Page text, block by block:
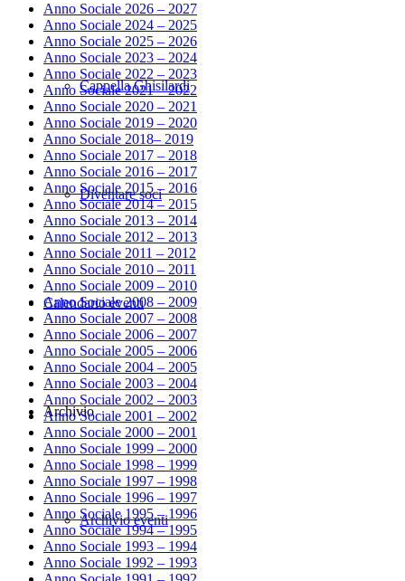
Cappella Ghisilardi
Diventare soci
Calendario eventi
Archivio
Archivio eventi
Anno Sociale 2026 – 2027
Anno Sociale 2024 – 2025
Anno Sociale 2025 – 2026
Anno Sociale 2023 – 2024
Anno Sociale 2022 – 2023
Anno Sociale 2021 – 2022
Anno Sociale 2020 – 2021
Anno Sociale 2019 – 2020
Anno Sociale 2018– 2019
Anno Sociale 2017 – 2018
Anno Sociale 2016 – 2017
Anno Sociale 2015 – 2016
Anno Sociale 2014 – 2015
Anno Sociale 2013 – 2014
Anno Sociale 2012 – 2013
Anno Sociale 2011 – 2012
Anno Sociale 2010 – 2011
Anno Sociale 2009 – 2010
Anno Sociale 2008 – 2009
Anno Sociale 2007 – 2008
Anno Sociale 2006 – 2007
Anno Sociale 2005 – 2006
Anno Sociale 2004 – 2005
Anno Sociale 2003 – 2004
Anno Sociale 2002 – 2003
Anno Sociale 2001 – 2002
Anno Sociale 2000 – 2001
Anno Sociale 1999 – 2000
Anno Sociale 1998 – 1999
Anno Sociale 1997 – 1998
Anno Sociale 1996 – 1997
Anno Sociale 1995 – 1996
Anno Sociale 1994 – 1995
Anno Sociale 1993 – 1994
Anno Sociale 1992 – 1993